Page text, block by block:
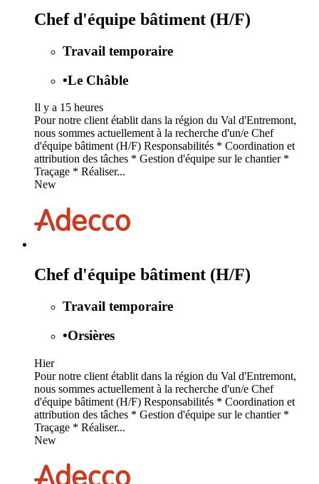
Chef d'équipe bâtiment (H/F)
Travail temporaire
•Le Châble
Il y a 15 heures
Pour notre client établit dans la région du Val d'Entremont,
nous sommes actuellement à la recherche d'un/e Chef
d'équipe bâtiment (H/F) Responsabilités * Coordination et
attribution des tâches * Gestion d'équipe sur le chantier *
Traçage * Réaliser...
New
Chef d'équipe bâtiment (H/F)
Travail temporaire
•Orsières
Hier
Pour notre client établit dans la région du Val d'Entremont,
nous sommes actuellement à la recherche d'un/e Chef
d'équipe bâtiment (H/F) Responsabilités * Coordination et
attribution des tâches * Gestion d'équipe sur le chantier *
Traçage * Réaliser...
New